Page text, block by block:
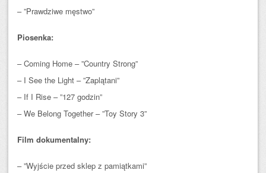
– ”Prawdziwe męstwo”
Piosenka:
– Coming Home – ”Country Strong”
– I See the Light – ”Zaplątani”
– If I Rise – ”127 godzin”
– We Belong Together – ”Toy Story 3”
Film dokumentalny:
– ”Wyjście przed sklep z pamiątkami”